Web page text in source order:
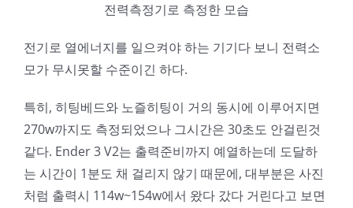
전력측정기로 측정한 모습
전기로 열에너지를 일으켜야 하는 기기다 보니 전력소
모가 무시못할 수준이긴 하다.
특히, 히팅베드와 노즐히팅이 거의 동시에 이루어지면
270w까지도 측정되었으나 그시간은 30초도 안걸린것
같다. Ender 3 V2는 출력준비까지 예열하는데 도달하
는 시간이 1분도 채 걸리지 않기 때문에, 대부분은 사진
처럼 출력시 114w~154w에서 왔다 갔다 거린다고 보면